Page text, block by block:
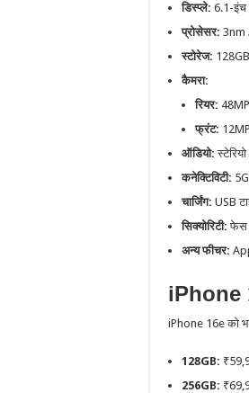
डिस्प्ले: 6.1-इंच
प्रोसेसर: 3nm
स्टोरेज:
कैमरा:
रियर:
फ्रंट:
ऑडियो:
कनेक्टिविटी:
चार्जिंग: USB
सिक्योरिटी: फेस
अन्य फीचर:
iPhone
iPhone 16e को
128GB:
256GB: